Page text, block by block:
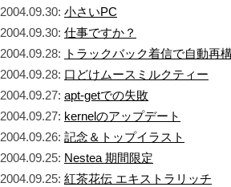
2004.09.30: 小さいPC
2004.09.30: 仕事ですか？
2004.09.28: トラックバック着信で自動再
2004.09.28: 口どけムースミルクティー
2004.09.27: apt-getでの失敗
2004.09.27: kernelのアップデート
2004.09.26: 記念＆トップイラスト
2004.09.25: Nestea 期間限定
2004.09.25: 紅茶花伝 エキストラリッチ